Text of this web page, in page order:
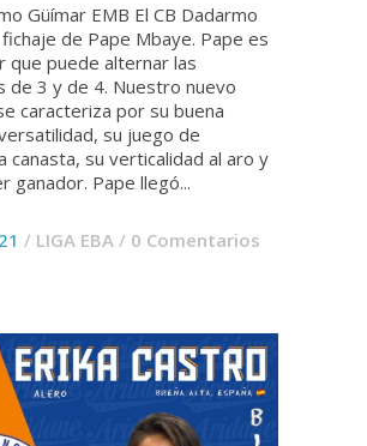
Güímar EMB El CB Dadarmo
fichaje de Pape Mbaye. Pape es
que puede alternar las
de 3 y de 4. Nuestro nuevo
caracteriza por su buena
su juego de
canasta, su verticalidad al aro y
ganador. Pape llegó...
/ LIGA EBA / 0 Comentarios